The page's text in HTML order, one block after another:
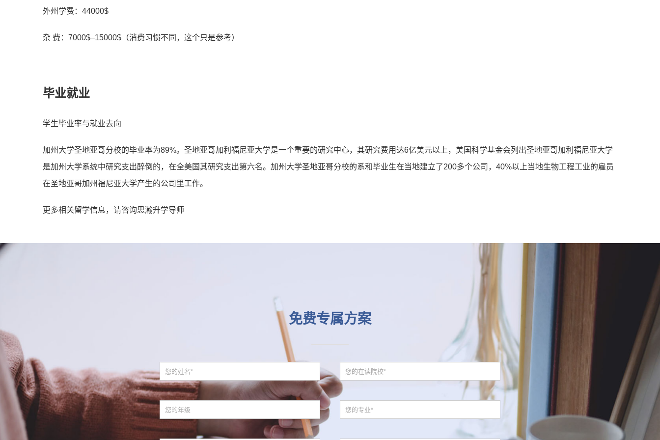
外州学费：44000$
杂 费：7000$–15000$（消费习惯不同，这个只是参考）
毕业就业
学生毕业率与就业去向
加州大学圣地亚哥分校的毕业率为89%。圣地亚哥加利福尼亚大学是一个重要的研究中心，其研究费用达6亿美元以上，美国科学基金会列出圣地亚哥加利福尼亚大学
是加州大学系统中研究支出醉倒的，在全美国其研究支出第六名。加州大学圣地亚哥分校的系和毕业生在当地建立了200多个公司，40%以上当地生物工程工业的雇员
在圣地亚哥加州福尼亚大学产生的公司里工作。
更多相关留学信息，请咨询思瀚升学导师
免费专属方案